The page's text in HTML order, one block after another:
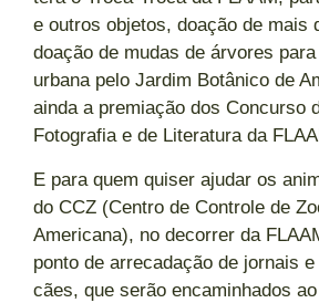
e outros objetos, doação de mais
doação de mudas de árvores
urbana pelo Jardim Botânico de
ainda a premiação dos Concurso
Fotografia e de Literatura da
E para quem quiser ajudar os
do CCZ (Centro de Controle de
Americana), no decorrer da
ponto de arrecadação de jornais
cães, que serão encaminhados